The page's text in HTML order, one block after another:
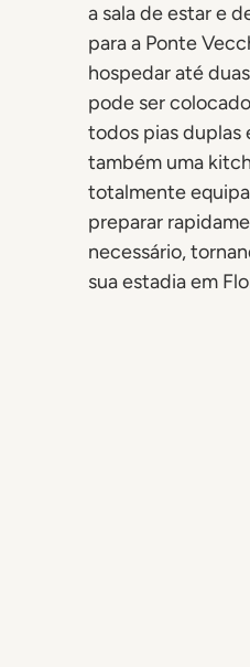
a sala de estar e
para a Ponte
hospedar até
pode ser
todos pias duplas
também uma
totalmente
preparar
necessário,
sua estadia em